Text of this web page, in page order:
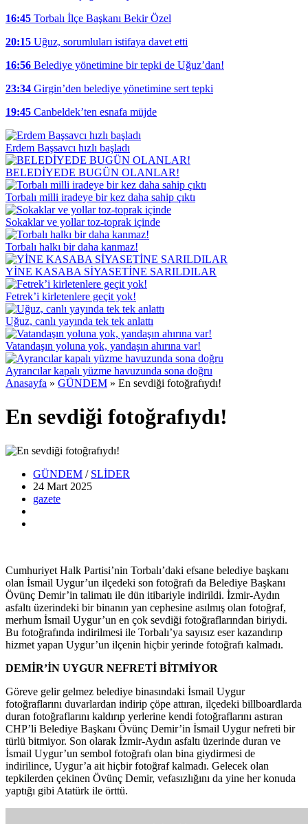
16:45 Torbalı İlçe Başkanı Bekir Özel
20:15 Uğuz, sorumluları istifaya davet etti
16:56 Belediye yönetimine bir tepki de Uğuz’dan!
23:34 Girgin’den belediye yönetimine sert tepki
19:45 Canbeldek’ten esnafa müjde
Erdem Başsavcı hızlı başladı
BELEDİYEDE BUGÜN OLANLAR!
Torbalı milli iradeye bir kez daha sahip çıktı
Sokaklar ve yollar toz-toprak içinde
Torbalı halkı bir daha kanmaz!
YİNE KASABA SİYASETİNE SARILDILAR
Fetrek’i kirletenlere geçit yok!
Uğuz, canlı yayında tek tek anlattı
Vatandaşın yoluna yok, yandaşın ahırına var!
Ayrancılar kapalı yüzme havuzunda sona doğru
Anasayfa » GÜNDEM » En sevdiği fotoğrafıydı!
En sevdiği fotoğrafıydı!
GÜNDEM / SLİDER
24 Mart 2025
gazete
Cumhuriyet Halk Partisi’nin Torbalı’daki efsane belediye başkanı
olan İsmail Uygur’un ilçedeki son fotoğrafı da Belediye Başkanı
Övünç Demir’in talimatı ile dün itibariyle indirildi. İzmir-Aydın
asfaltı üzerindeki bir binanın yan cephesine asılmış olan fotoğraf,
merhum İsmail Uygur’un en çok sevdiği fotoğraflarından biriydi.
Bu fotoğrafında indirilmesi ile Torbalı’ya sayısız eser kazandırıp
hizmet yapan Uygur’un ilçenin hiçbir yerinde fotoğrafı kalmadı.
DEMİR’İN UYGUR NEFRETİ BİTMİYOR
Göreve gelir gelmez belediye binasındaki İsmail Uygur
fotoğraflarını duvarlardan indirip çöpe attıran, ilçedeki billboardlarda
duran fotoğraflarını kaldırıp yerlerine kendi fotoğraflarını astıran
CHP’li Belediye Başkanı Övünç Demir’in İsmail Uygur nefreti bir
türlü bitmiyor. Son olarak İzmir-Aydın asfaltı üzerinde duran ve
İsmail Uygur’un sembol fotoğrafı olan bina giydirmesi de
indirilince, Uygur’a ait hiçbir fotoğraf kalmadı. Gelecek olan
tepkilerden çekinen Övünç Demir, vefasızlığını da yine her konuda
yaptığı gibi Atatürk ile örttü.